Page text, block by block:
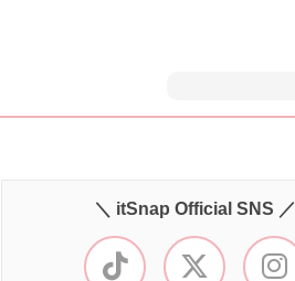
＼ itSnap Official SNS ／